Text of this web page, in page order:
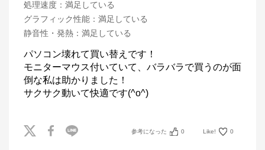
処理速度 ： 満足している
グラフィック性能 ： 満足している
静音性・発熱 ： 満足している
パソコン壊れて買い替えです！
モニターマウス付いていて、バラバラで買うのが面
倒な私は助かりました！
サクサク動いて快適です(^o^)
参考になった 0 Like! 0